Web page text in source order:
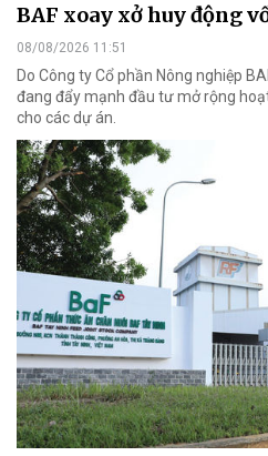
BAF xoay xở huy động
08/08/2026 11:51
Do Công ty Cổ phần Nông nghiệp
đang đẩy mạnh đầu tư mở rộng
cho các dự án.